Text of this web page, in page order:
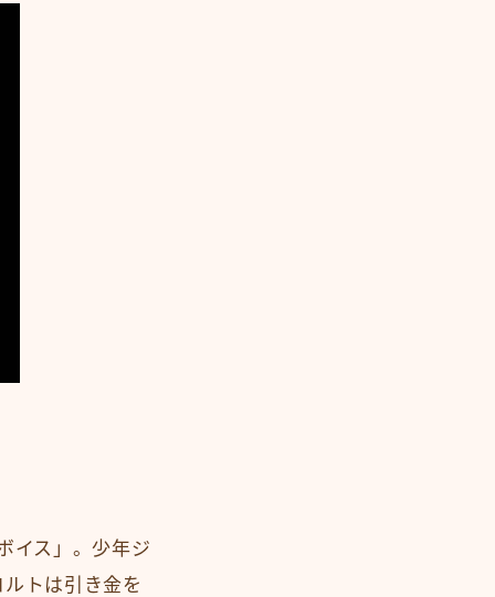
イス」。少年ジ
トは引き金を